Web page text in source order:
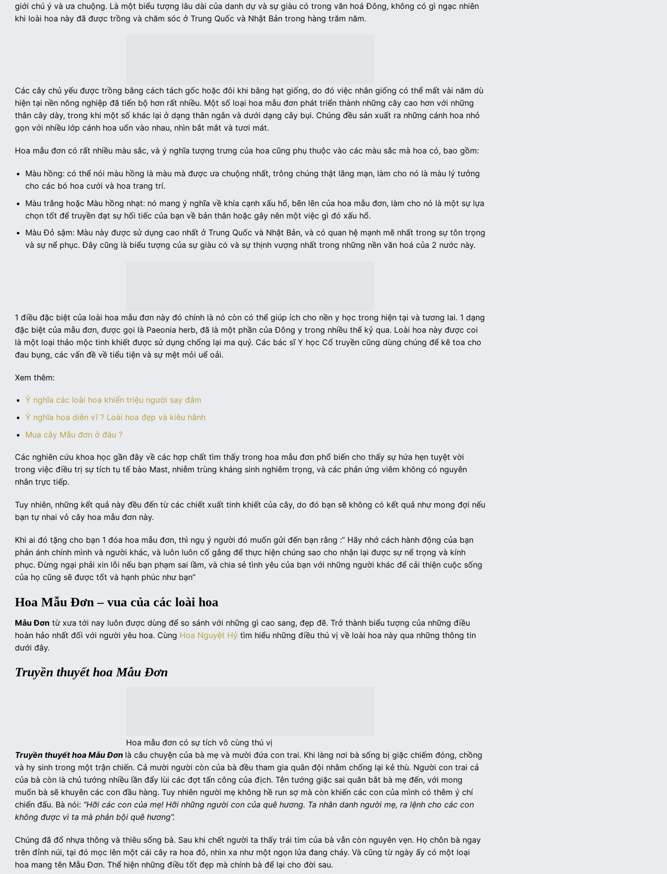
giới chú ý và ưa chuộng. Là một biểu tượng lâu dài của danh dự và sự giàu có trong văn hoá Đông, không có gì ngạc nhiên
khi loài hoa này đã được trồng và chăm sóc ở Trung Quốc và Nhật Bản trong hàng trăm năm.
Các cây chủ yếu được trồng bằng cách tách gốc hoặc đôi khi bằng hạt giống, do đó việc nhân giống có thể mất vài năm dù
hiện tại nền nông nghiệp đã tiến bộ hơn rất nhiều. Một số loại hoa mẫu đơn phát triển thành những cây cao hơn với những
thân cây dày, trong khi một số khác lại ở dạng thân ngắn và dưới dạng cây bụi. Chúng đều sản xuất ra những cánh hoa nhỏ
gọn với nhiều lớp cánh hoa uốn vào nhau, nhìn bắt mắt và tươi mát.
Hoa mẫu đơn có rất nhiều màu sắc, và ý nghĩa tượng trưng của hoa cũng phụ thuộc vào các màu sắc mà hoa có, bao gồm:
Màu hồng: có thể nói màu hồng là màu mà được ưa chuộng nhất, trông chúng thật lãng mạn, làm cho nó là màu lý tưởng
cho các bó hoa cưới và hoa trang trí.
Màu trắng hoặc Màu hồng nhạt: nó mang ý nghĩa về khía cạnh xấu hổ, bẽn lẽn của hoa mẫu đơn, làm cho nó là một sự lựa
chọn tốt để truyền đạt sự hối tiếc của bạn về bản thân hoặc gây nên một việc gì đó xấu hổ.
Màu Đỏ sậm: Màu này được sử dụng cao nhất ở Trung Quốc và Nhật Bản, và có quan hệ mạnh mẽ nhất trong sự tôn trọng
và sự nể phục. Đây cũng là biểu tượng của sự giàu có và sự thịnh vượng nhất trong những nền văn hoá của 2 nước này.
1 điều đặc biệt của loài hoa mẫu đơn này đó chính là nó còn có thể giúp ích cho nền y học trong hiện tại và tương lai. 1 dạng
đặc biệt của mẫu đơn, được gọi là Paeonia herb, đã là một phần của Đông y trong nhiều thế kỷ qua. Loài hoa này được coi
là một loại thảo mộc tinh khiết được sử dụng chống lại ma quỷ. Các bác sĩ Y học Cổ truyền cũng dùng chúng để kê toa cho
đau bụng, các vấn đề về tiểu tiện và sự mệt mỏi uể oải.
Xem thêm:
Ý nghĩa các loài hoa khiến triệu người say đắm
Ý nghĩa hoa diên vĩ ? Loài hoa đẹp và kiêu hãnh
Mua cây Mẫu đơn ở đâu ?
Các nghiên cứu khoa học gần đây về các hợp chất tìm thấy trong hoa mẫu đơn phổ biến cho thấy sự hứa hẹn tuyệt vời
trong việc điều trị sự tích tụ tế bào Mast, nhiễm trùng kháng sinh nghiêm trọng, và các phản ứng viêm không có nguyên
nhân trực tiếp.
Tuy nhiên, những kết quả này đều đến từ các chiết xuất tinh khiết của cây, do đó bạn sẽ không có kết quả như mong đợi nếu
bạn tự nhai vỏ cây hoa mẫu đơn này.
Khi ai đó tặng cho bạn 1 đóa hoa mẫu đơn, thì ngụ ý người đó muốn gửi đến bạn rằng :” Hãy nhớ cách hành động của bạn
phản ánh chính mình và người khác, và luôn luôn cố gắng để thực hiện chúng sao cho nhận lại được sự nể trọng và kính
phục. Đừng ngại phải xin lỗi nếu bạn phạm sai lầm, và chia sẻ tình yêu của bạn với những người khác để cải thiện cuộc sống
của họ cũng sẽ được tốt và hạnh phúc như bạn”
Hoa Mẫu Đơn – vua của các loài hoa
Mẫu Đơn từ xưa tới nay luôn được dùng để so sánh với những gì cao sang, đẹp đẽ. Trở thành biểu tượng của những điều
hoàn hảo nhất đối với người yêu hoa. Cùng Hoa Nguyệt Hỷ tìm hiểu những điều thú vị về loài hoa này qua những thông tin
dưới đây.
Truyền thuyết hoa Mẫu Đơn
Hoa mẫu đơn có sự tích vô cùng thú vị
Truyền thuyết hoa Mẫu Đơn là câu chuyện của bà mẹ và mười đứa con trai. Khi làng nơi bà sống bị giặc chiếm đóng, chồng
và hy sinh trong một trận chiến. Cả mười người còn của bà đều tham gia quân đội nhằm chống lại kẻ thù. Người con trai cả
của bà còn là chủ tướng nhiều lần đẩy lùi các đợt tấn công của địch. Tên tướng giặc sai quân bắt bà mẹ đến, với mong
muốn bà sẽ khuyên các con đầu hàng. Tuy nhiên người mẹ không hề run sợ mà còn khiến các con của mình có thêm ý chí
chiến đấu. Bà nói: “Hỡi các con của mẹ! Hỡi những người con của quê hương. Ta nhân danh người mẹ, ra lệnh cho các con
không được vì ta mà phản bội quê hương”.
Chúng đã đổ nhựa thông và thiêu sống bà. Sau khi chết người ta thấy trái tim của bà vẫn còn nguyên vẹn. Họ chôn bà ngay
trên đỉnh núi, tại đó mọc lên một cái cây ra hoa đỏ, nhìn xa như một ngọn lửa đang cháy. Và cũng từ ngày ấy có một loại
hoa mang tên Mẫu Đơn. Thể hiện những điều tốt đẹp mà chính bà để lại cho đời sau.